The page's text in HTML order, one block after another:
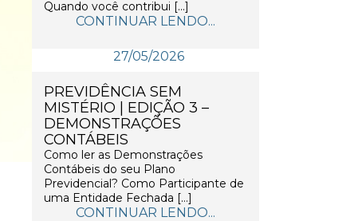
Quando você contribui […]
CONTINUAR LENDO...
27/05/2026
PREVIDÊNCIA SEM
MISTÉRIO | EDIÇÃO 3 –
DEMONSTRAÇÕES
CONTÁBEIS
Como ler as Demonstrações
Contábeis do seu Plano
Previdencial? Como Participante de
uma Entidade Fechada […]
CONTINUAR LENDO...